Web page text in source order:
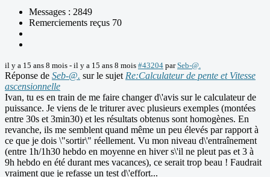
Messages : 2849
Remerciements reçus 70
il y a 15 ans 8 mois - il y a 15 ans 8 mois #43204 parSeb-@.
Réponse de Seb-@. sur le sujet Re:Calculateur de pente et Vitesse
ascensionnelle
Ivan, tu es en train de me faire changer d\'avis sur le calculateur de
puissance. Je viens de le triturer avec plusieurs exemples (montées
entre 30s et 3min30) et les résultats obtenus sont homogènes. En
revanche, ils me semblent quand même un peu élevés par rapport à
ce que je dois \"sortir\" réellement. Vu mon niveau d\'entraînement
(entre 1h/1h30 hebdo en moyenne en hiver s\'il ne pleut pas et 3 à
9h hebdo en été durant mes vacances), ce serait trop beau ! Faudrait
vraiment que je refasse un test d\'effort...